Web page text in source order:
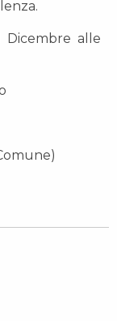
Dicembre alle